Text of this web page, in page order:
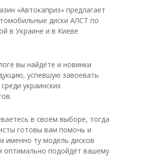
«Автокаприз» предлагает
диски АЛСТ по
в Украине и в Киеве
вы найдёте и новинки
успевшую завоевать
украинских
в своём выборе, тогда
готовы вам помочь и
именно ту модель дисков
оптимально подойдёт вашему